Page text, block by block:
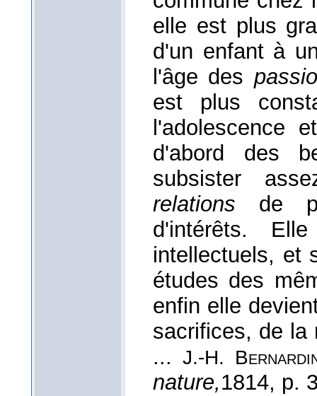
elle est plus
d'un enfant à
l'âge des
est plus
l'adolescence
d'abord des
subsister
relations de
d'intérêts.
intellectuels, et
études des
enfin elle
sacrifices, de la
...J.-H.
nature,1814, p.